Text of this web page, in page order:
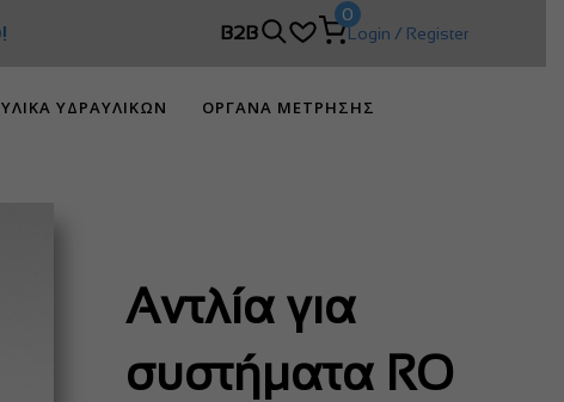
B2B
0
Login / Register
ΥΛΙΚΑ ΥΔΡΑΥΛΙΚΩΝ
ΟΡΓΑΝΑ ΜΕΤΡΗΣΗΣ
Αντλία για
συστήματα RO